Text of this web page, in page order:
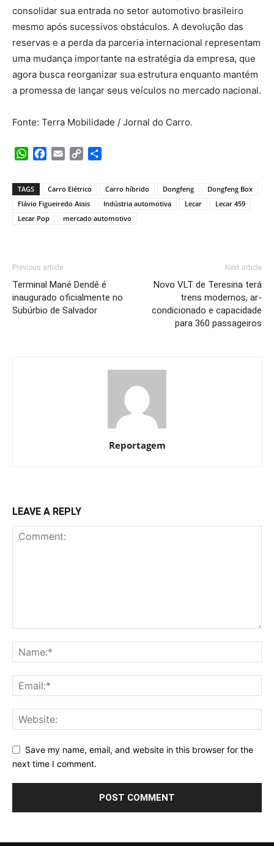
consolidar sua entrada no setor automotivo brasileiro
mesmo após sucessivos obstáculos. A devolução das
reservas e a perda da parceria internacional representam
uma mudança importante na estratégia da empresa, que
agora busca reorganizar sua estrutura enquanto mantém
a promessa de lançar seus veículos no mercado nacional.
Fonte: Terra Mobilidade / Jornal do Carro.
WhatsApp
Facebook
Email Copy
TAGS Carro Elétrico Carro híbrido Dongfeng
Dongfeng Box
Flávio Figueiredo Assis
Indústria automotiva Lecar
Lecar 459
Lecar Pop
mercado automotivo
Previous article
Terminal Mané Dendê é
inaugurado oficialmente no
Subúrbio de Salvador
Next article
Novo VLT de Teresina terá
trens modernos, ar-
condicionado e capacidade
para 360 passageiros
Reportagem
LEAVE A REPLY
Save my name, email, and website in this browser for the
next time I comment.